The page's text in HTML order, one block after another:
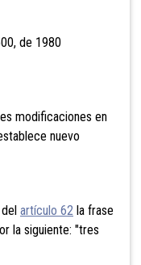
de 1980
modificaciones en
nuevo
artículo 62 la frase
la siguiente: "tres